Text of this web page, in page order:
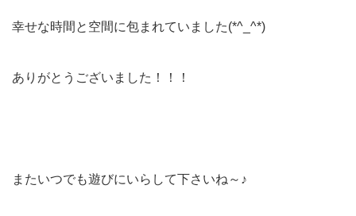
幸せな時間と空間に包まれていました(*^_^*)
ありがとうございました！！！
またいつでも遊びにいらして下さいね～♪